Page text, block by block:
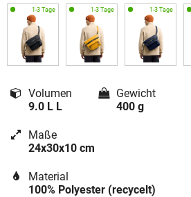
Volumen
9.0 L L
Gewicht
400 g
Maße
24x30x10 cm
Material
100% Polyester (recycelt)